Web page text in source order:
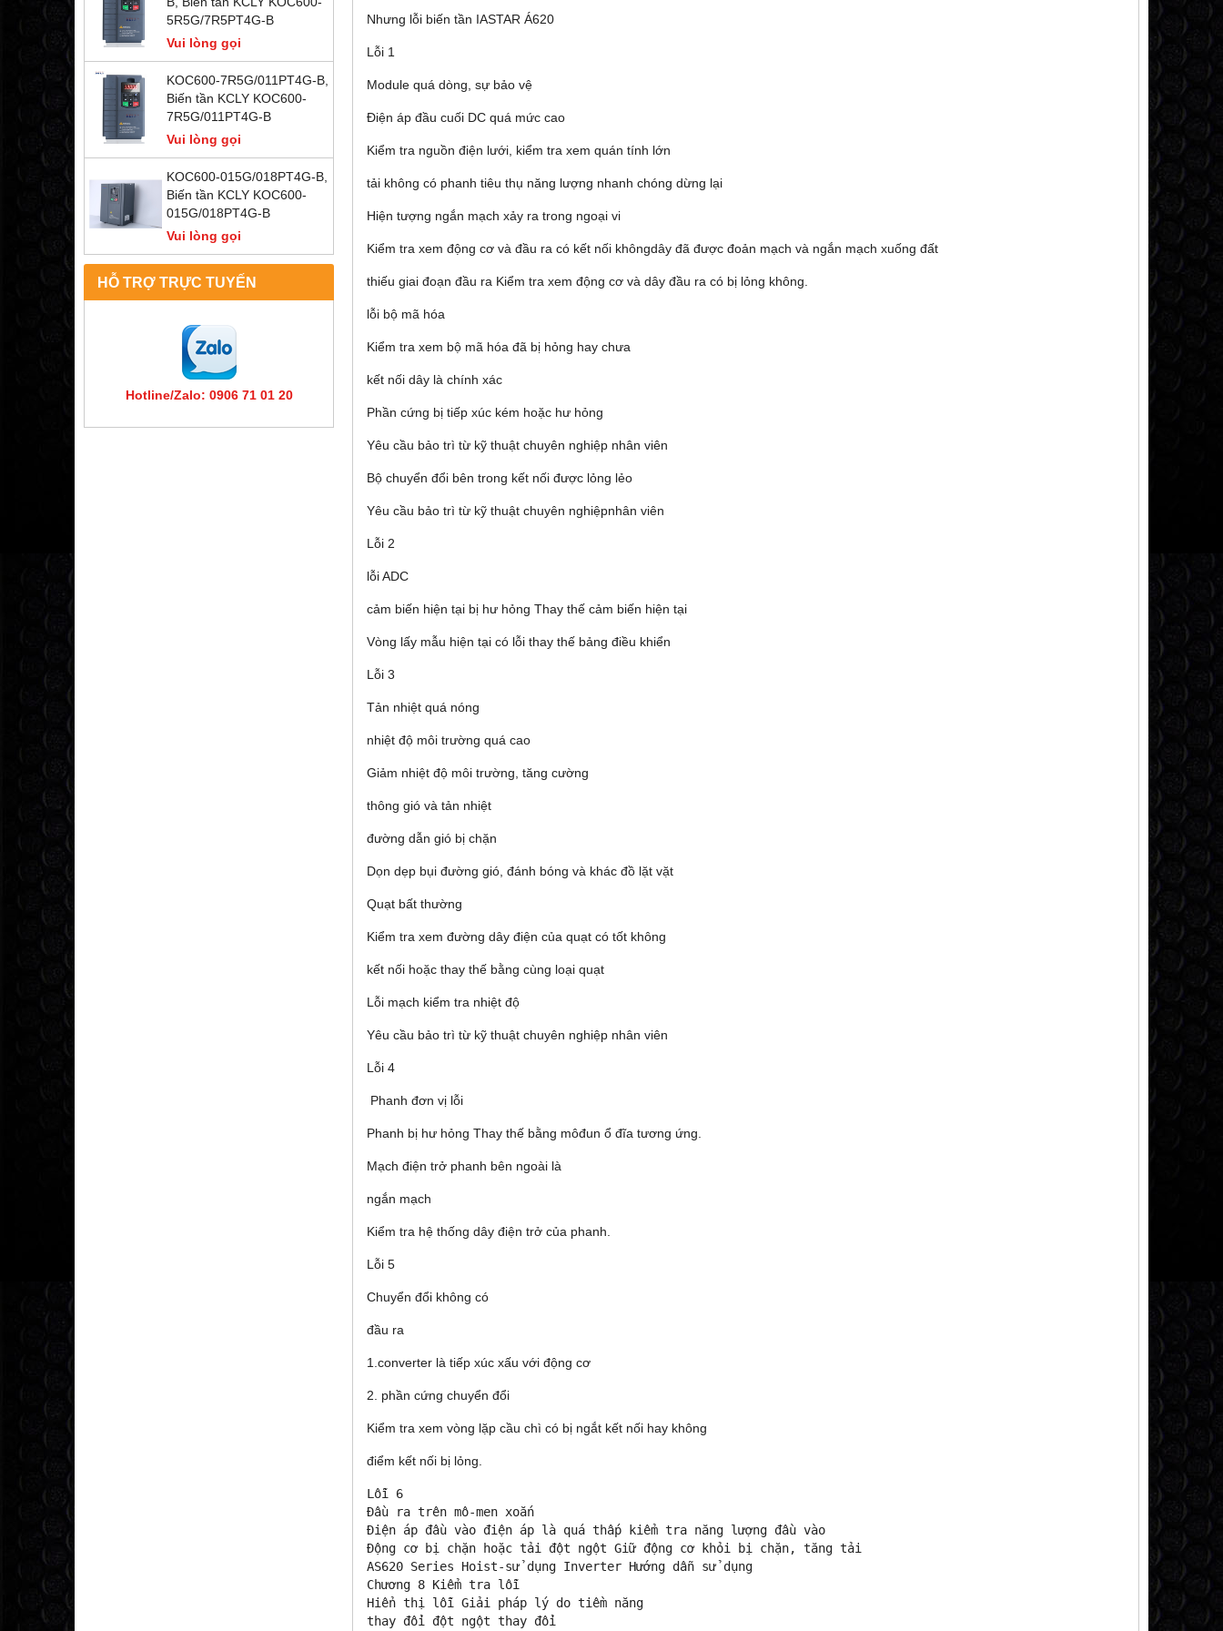
5R5G/7R5PT4G-B
Vui lòng gọi
KOC600-7R5G/011PT4G-B,
Biến tần KCLY KOC600-
7R5G/011PT4G-B
Vui lòng gọi
KOC600-015G/018PT4G-B,
Biến tần KCLY KOC600-
015G/018PT4G-B
Vui lòng gọi
HỖ TRỢ TRỰC TUYẾN
Hotline/Zalo: 0906 71 01 20
Nhưng lỗi biến tần IASTAR Á620
Lỗi 1
Module quá dòng, sự bảo vệ
Điện áp đầu cuối DC quá mức cao
Kiểm tra nguồn điện lưới, kiểm tra xem quán tính lớn
tải không có phanh tiêu thụ năng lượng nhanh chóng dừng lại
Hiện tượng ngắn mạch xảy ra trong ngoại vi
Kiểm tra xem động cơ và đầu ra có kết nối khôngdây đã được đoản mạch và ngắn mạch xuống đất
thiếu giai đoạn đầu ra Kiểm tra xem động cơ và dây đầu ra có bị lỏng không.
lỗi bộ mã hóa
Kiểm tra xem bộ mã hóa đã bị hỏng hay chưa
kết nối dây là chính xác
Phần cứng bị tiếp xúc kém hoặc hư hỏng
Yêu cầu bảo trì từ kỹ thuật chuyên nghiệp nhân viên
Bộ chuyển đổi bên trong kết nối được lỏng lẻo
Yêu cầu bảo trì từ kỹ thuật chuyên nghiệpnhân viên
Lỗi 2
lỗi ADC
cảm biến hiện tại bị hư hỏng Thay thế cảm biến hiện tại
Vòng lấy mẫu hiện tại có lỗi thay thế bảng điều khiển
Lỗi 3
Tản nhiệt quá nóng
nhiệt độ môi trường quá cao
Giảm nhiệt độ môi trường, tăng cường
thông gió và tản nhiệt
đường dẫn gió bị chặn
Dọn dẹp bụi đường gió, đánh bóng và khác đồ lặt vặt
Quạt bất thường
Kiểm tra xem đường dây điện của quạt có tốt không
kết nối hoặc thay thế bằng cùng loại quạt
Lỗi mạch kiểm tra nhiệt độ
Yêu cầu bảo trì từ kỹ thuật chuyên nghiệp nhân viên
Lỗi 4
Phanh đơn vị lỗi
Phanh bị hư hỏng Thay thế bằng môđun ổ đĩa tương ứng.
Mạch điện trở phanh bên ngoài là
ngắn mạch
Kiểm tra hệ thống dây điện trở của phanh.
Lỗi 5
Chuyển đổi không có
đầu ra
1.converter là tiếp xúc xấu với động cơ
2. phần cứng chuyển đổi
Kiểm tra xem vòng lặp cầu chì có bị ngắt kết nối hay không
điểm kết nối bị lỏng.
Lỗi 6
Đầu ra trên mô-men xoắn
Điện áp đầu vào điện áp là quá thấp kiểm tra năng lượng đầu vào
Động cơ bị chặn hoặc tải đột ngột Giữ động cơ khỏi bị chặn, tăng tải
AS620 Series Hoist-sử dụng Inverter Hướng dẫn sử dụng
Chương 8 Kiểm tra lỗi
Hiển thị lỗi Giải pháp lý do tiềm năng
thay đổi đột ngột thay đổi